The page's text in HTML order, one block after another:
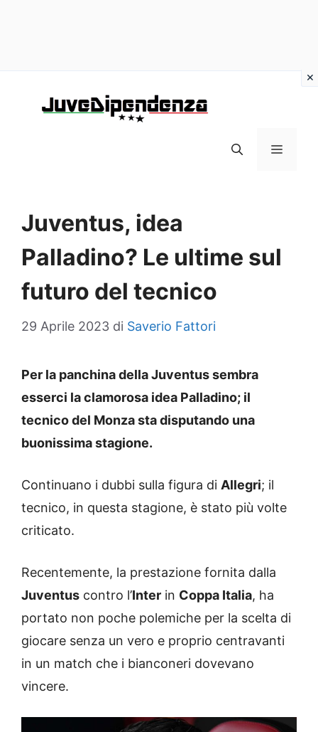
MENU
Juventus, idea
Palladino? Le ultime sul
futuro del tecnico
29 Aprile 2023 di Saverio Fattori
Per la panchina della Juventus sembra
esserci la clamorosa idea Palladino; il
tecnico del Monza sta disputando una
buonissima stagione.
Continuano i dubbi sulla figura di Allegri; il
tecnico, in questa stagione, è stato più volte
criticato.
Recentemente, la prestazione fornita dalla
Juventus contro l’Inter in Coppa Italia, ha
portato non poche polemiche per la scelta di
giocare senza un vero e proprio centravanti
in un match che i bianconeri dovevano
vincere.